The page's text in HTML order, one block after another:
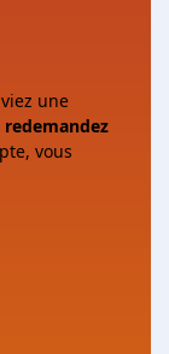
une
redemandez
vous